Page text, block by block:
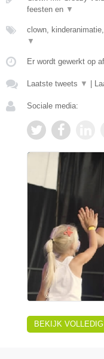
feesten en ▼
clown,
▼
Er wordt gewerkt op
Laatste tweets ▼
Sociale media:
BEKIJK